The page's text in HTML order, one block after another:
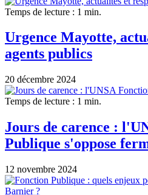
Temps de lecture : 1 min.
Urgence Mayotte,
agents publics
20 décembre 2024
Temps de lecture : 1 min.
Jours de carence :
Publique s'oppose
12 novembre 2024